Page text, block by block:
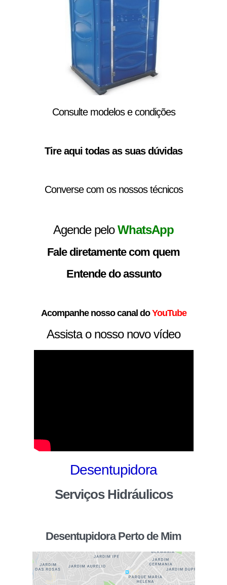
Consulte modelos e condições
Tire aqui todas as suas dúvidas
Converse com os nossos técnicos
Agende peloWhatsApp
Fale diretamente com quem
Entende do assunto
Acompanhe nosso canal do YouTube
Assista o nosso novo vídeo
Desentupidora
Serviços Hidráulicos
Desentupidora Perto de Mim